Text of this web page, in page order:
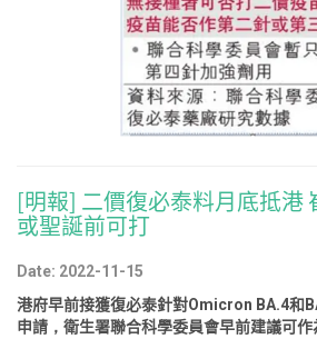
[明報] 二價復必泰料月底抵港
或聖誕前可打
Date: 2022-11-15
港府早前接獲復必泰針對Omicron BA.4和
申請，衛生署聯合科學委員會早前建議可